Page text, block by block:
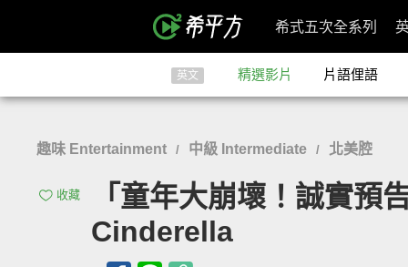
希式五次全系列
英文 精選影片 片語俚語
趣味 Entertainment / 中級 Intermediate / 北美腔
收藏
「童年大崩壞！誠實
Cinderella